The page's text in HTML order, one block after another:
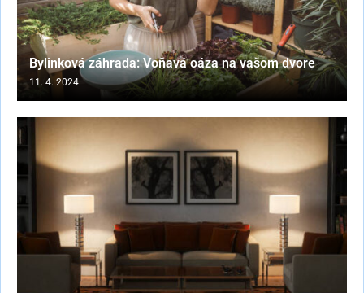
Bylinková záhrada: Voňavá oáza na vašom dvore
11. 4. 2024